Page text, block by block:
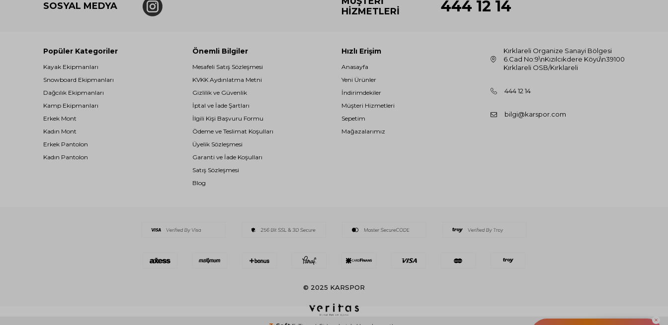
SOSYAL MEDYA
HIZMETLERI
444 12 14
Popüler Kategoriler
Kayak Ekipmanları
Snowboard Ekipmanları
Dağcılık Ekipmanları
Kamp Ekipmanları
Erkek Mont
Kadın Mont
Erkek Pantolon
Kadın Pantolon
Önemli Bilgiler
Mesafeli Satış Sözleşmesi
KVKK Aydınlatma Metni
Gizlilik ve Güvenlik
İptal ve İade Şartları
İlgili Kişi Başvuru Formu
Ödeme ve Teslimat Koşulları
Üyelik Sözleşmesi
Garanti ve İade Koşulları
Satış Sözleşmesi
Blog
Hızlı Erişim
Anasayfa
Yeni Ürünler
İndirimdekiler
Müşteri Hizmetleri
Sepetim
Mağazalarımız
Kırklareli Organize Sanayi Bölgesi
6.Cad No:9\nKızılcıkdere Köyü\n39100
Kırklareli OSB/Kırklareli
444 12 14
bilgi@karspor.com
© 2025 KARSPOR